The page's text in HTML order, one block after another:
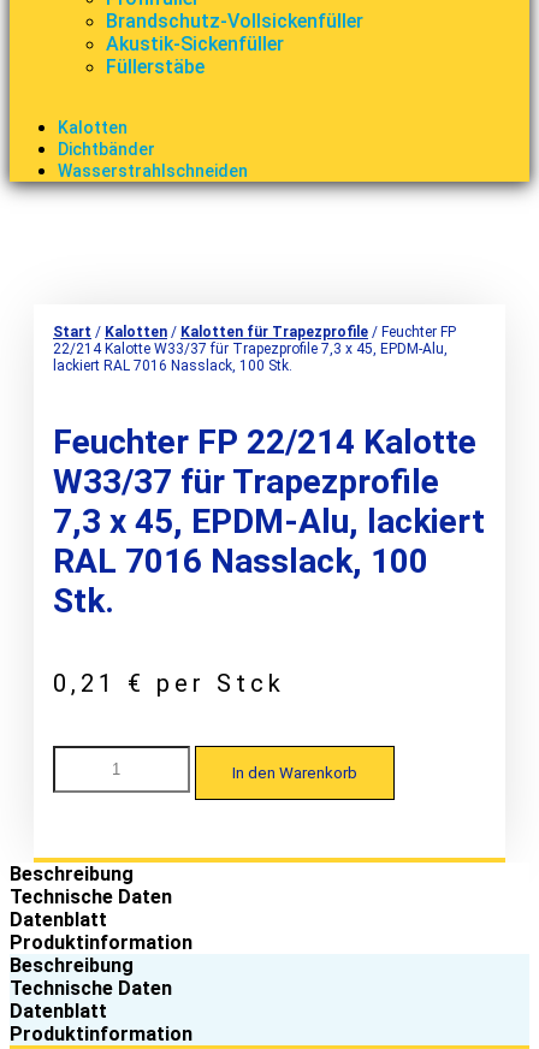
Brandschutz-Vollsickenfüller
Akustik-Sickenfüller
Füllerstäbe
Kalotten
Dichtbänder
Wasserstrahlschneiden
Start / Kalotten / Kalotten für Trapezprofile / Feuchter FP
22/214 Kalotte W33/37 für Trapezprofile 7,3 x 45, EPDM-Alu,
lackiert RAL 7016 Nasslack, 100 Stk.
Feuchter FP 22/214 Kalotte
W33/37 für Trapezprofile
7,3 x 45, EPDM-Alu, lackiert
RAL 7016 Nasslack, 100
Stk.
0,21 € per Stck
22/214
für
Trapezprofile
7,3
x
45,
EPDM-
Alu,
lackiert
RAL
In den Warenkorb
Beschreibung
Technische Daten
Datenblatt
Produktinformation
Beschreibung
Technische Daten
Datenblatt
Produktinformation